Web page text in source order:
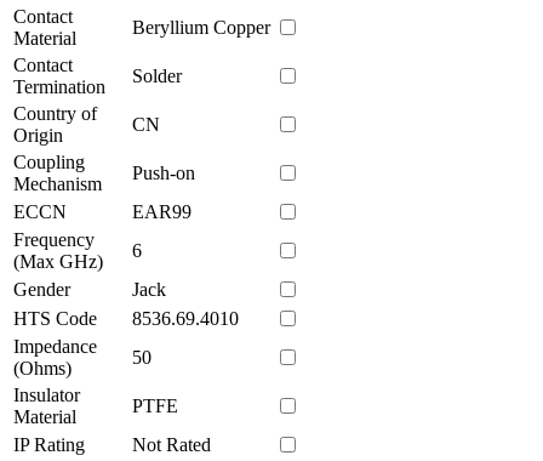
Contact
Material
Beryllium Copper
Contact
Termination
Solder
Country of
Origin
CN
Coupling
Mechanism
Push-on
ECCN
EAR99
Frequency
(Max GHz)
6
Gender
Jack
HTS Code
8536.69.4010
Impedance
(Ohms)
50
Insulator
Material
PTFE
IP Rating
Not Rated